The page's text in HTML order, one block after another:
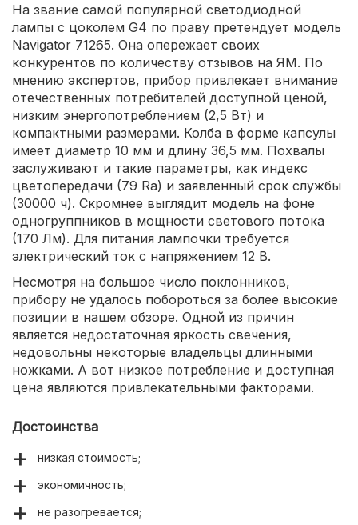
На звание самой популярной светодиодной
лампы с цоколем G4 по праву претендует модель
Navigator 71265. Она опережает своих
конкурентов по количеству отзывов на ЯМ. По
мнению экспертов, прибор привлекает внимание
отечественных потребителей доступной ценой,
низким энергопотреблением (2,5 Вт) и
компактными размерами. Колба в форме капсулы
имеет диаметр 10 мм и длину 36,5 мм. Похвалы
заслуживают и такие параметры, как индекс
цветопередачи (79 Ra) и заявленный срок службы
(30000 ч). Скромнее выглядит модель на фоне
одногруппников в мощности светового потока
(170 Лм). Для питания лампочки требуется
электрический ток с напряжением 12 В.
Несмотря на большое число поклонников,
прибору не удалось побороться за более высокие
позиции в нашем обзоре. Одной из причин
является недостаточная яркость свечения,
недовольны некоторые владельцы длинными
ножками. А вот низкое потребление и доступная
цена являются привлекательными факторами.
Достоинства
низкая стоимость;
экономичность;
не разогревается;